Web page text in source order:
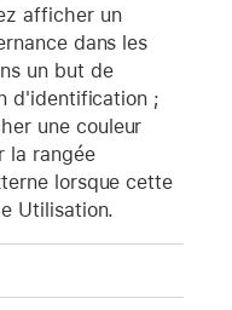
afficher un
dans les
un but de
d'identification ;
une couleur
la rangée
lorsque cette
Utilisation.